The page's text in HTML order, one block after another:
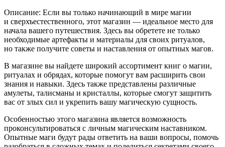
Описание: Если вы только начинающий в мире магии
и сверхъестественного, этот магазин — идеальное место для
начала вашего путешествия. Здесь вы обретете не только
необходимые артефакты и материалы для своих ритуалов,
но также получите советы и наставления от опытных магов.
В магазине вы найдете широкий ассортимент книг о магии,
ритуалах и обрядах, которые помогут вам расширить свои
знания и навыки. Здесь также представлены различные
амулеты, талисманы и кристаллы, которые смогут защитить
вас от злых сил и укрепить вашу магическую сущность.
Особенностью этого магазина является возможность
проконсультироваться с личным магическим наставником.
Опытные маги будут рады ответить на ваши вопросы, помочь